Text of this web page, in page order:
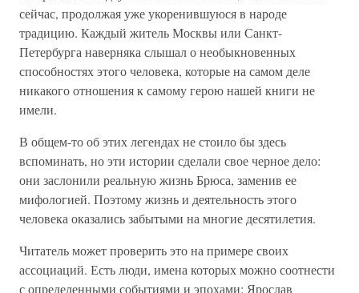
сейчас, продолжая уже укоренившуюся в народе
традицию. Каждый житель Москвы или Санкт-
Петербурга наверняка слышал о необыкновенных
способностях этого человека, которые на самом деле
никакого отношения к самому герою нашей книги не
имели.
В общем-то об этих легендах не стоило бы здесь
вспоминать, но эти истории сделали свое черное дело:
они заслонили реальную жизнь Брюса, заменив ее
мифологией. Поэтому жизнь и деятельность этого
человека оказались забытыми на многие десятилетия.
Читатель может проверить это на примере своих
ассоциаций. Есть люди, имена которых можно соотнести
с определенными событиями и эпохами: Ярослав